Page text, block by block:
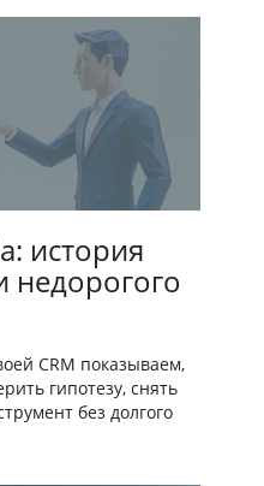
история
недорогого
CRM показываем,
гипотезу, снять
без долгого